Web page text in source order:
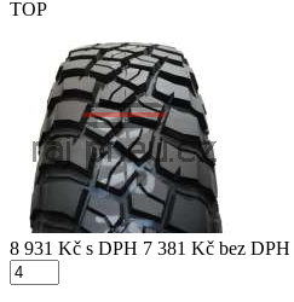
TOP
8 931 Kč s DPH 7 381 Kč bez DPH